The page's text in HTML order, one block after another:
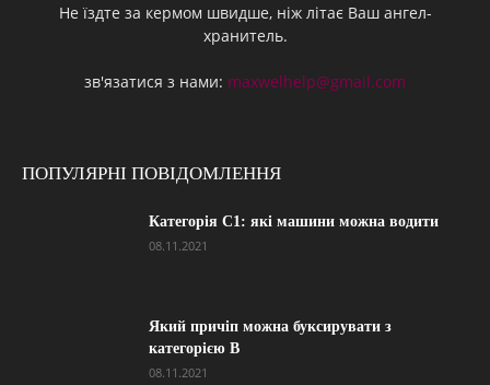
Не їздте за кермом швидше, ніж літає Ваш ангел-
хранитель.
зв'язатися з нами: maxwelhelp@gmail.com
ПОПУЛЯРНІ ПОВІДОМЛЕННЯ
Категорія С1: які машини можна водити
08.11.2021
Який причіп можна буксирувати з
категорією В
08.11.2021